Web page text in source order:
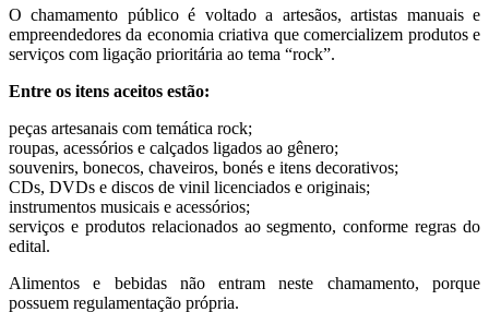
O chamamento público é voltado a artesãos, artistas manuais e
empreendedores da economia criativa que comercializem produtos e
serviços com ligação prioritária ao tema “rock”.
Entre os itens aceitos estão:
peças artesanais com temática rock;
roupas, acessórios e calçados ligados ao gênero;
souvenirs, bonecos, chaveiros, bonés e itens decorativos;
CDs, DVDs e discos de vinil licenciados e originais;
instrumentos musicais e acessórios;
serviços e produtos relacionados ao segmento, conforme regras do
edital.
Alimentos e bebidas não entram neste chamamento, porque
possuem regulamentação própria.